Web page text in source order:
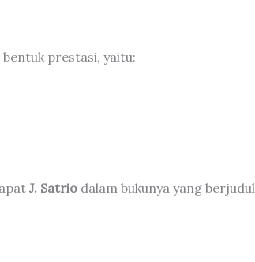
bentuk prestasi, yaitu:
J. Satriodalam bukunya yang berjudul